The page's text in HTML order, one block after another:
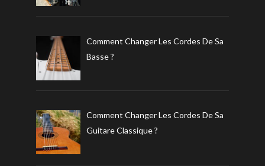
Comment Changer Les Cordes De Sa
Basse ?
Comment Changer Les Cordes De Sa
Guitare Classique ?